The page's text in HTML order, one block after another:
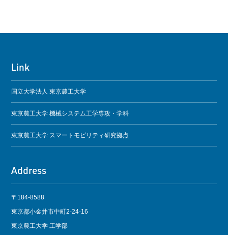
Link
国立大学法人 東京農工大学
東京農工大学 機械システム工学専攻・学科
東京農工大学 スマートモビリティ研究拠点
Address
〒184-8588
東京都小金井市中町2-24-16
東京農工大学 工学部